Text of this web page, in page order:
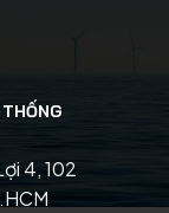
4, 102